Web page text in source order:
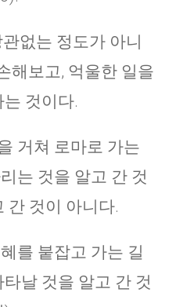
없는 정도가 아니
해보고, 억울한 일을
것이다.
거쳐 로마로 가는
는 것을 알고 간 것
간 것이 아니다.
를 붙잡고 가는 길
날 것을 알고 간 것